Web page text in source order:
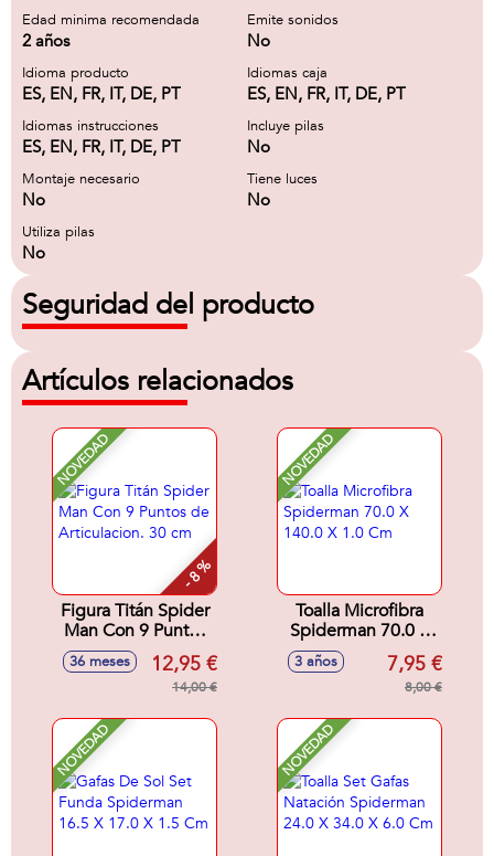
Edad minima recomendada
2 años
Emite sonidos
No
Idioma producto
ES, EN, FR, IT, DE, PT
Idiomas caja
ES, EN, FR, IT, DE, PT
Idiomas instrucciones
ES, EN, FR, IT, DE, PT
Incluye pilas
No
Montaje necesario
No
Tiene luces
No
Utiliza pilas
No
Seguridad del producto
Artículos relacionados
NOVEDAD
- 8 %
Figura Titán Spider
Man Con 9 Puntos
de Articulacion. 30
cm
36 meses 12,95 €
14,00 €
NOVEDAD
Toalla Microfibra
Spiderman 70.0 X
140.0 X 1.0 Cm
3 años 7,95 €
8,00 €
NOVEDAD NOVEDAD